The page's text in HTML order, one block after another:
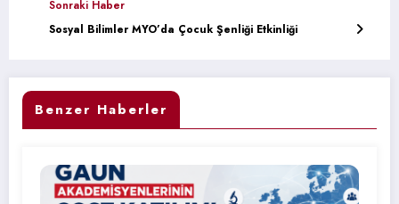
Sonraki Haber
Sosyal Bilimler MYO’da Çocuk Şenliği Etkinliği
Benzer Haberler